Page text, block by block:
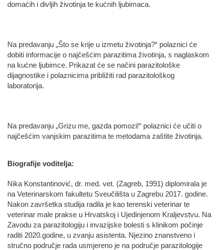
domaćih i divljih životinja te kućnih ljubimaca.
Na predavanju „Što se krije u izmetu životinja?“ polaznici će
dobiti informacije o najčešćim parazitima životinja, s naglaskom
na kućne ljubimce. Prikazat će se načini parazitološke
dijagnostike i polaznicima približiti rad parazitološkog
laboratorija.
Na predavanju „Grizu me, gazda pomozi!“ polaznici će učiti o
najčešćim vanjskim parazitima te metodama zaštite životinja.
Biografije voditelja:
Nika Konstantinović, dr. med. vet. (Zagreb, 1991) diplomirala je
na Veterinarskom fakultetu Sveučilišta u Zagrebu 2017. godine.
Nakon završetka studija radila je kao terenski veterinar te
veterinar male prakse u Hrvatskoj i Ujedinjenom Kraljevstvu. Na
Zavodu za parazitologiju i invazijske bolesti s klinikom počinje
raditi 2020.godine, u zvanju asistenta. Njezino znanstveno i
stručno područje rada usmjereno je na područje parazitologije